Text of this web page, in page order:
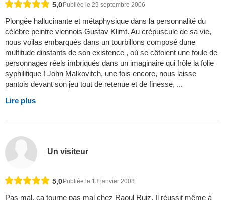
5,0 Publiée le 29 septembre 2006
Plongée hallucinante et métaphysique dans la personnalité du
célèbre peintre viennois Gustav Klimt. Au crépuscule de sa vie,
nous voilas embarqués dans un tourbillons composé dune
multitude dinstants de son existence , où se côtoient une foule de
personnages réels imbriqués dans un imaginaire qui frôle la folie
syphilitique ! John Malkovitch, une fois encore, nous laisse
pantois devant son jeu tout de retenue et de finesse, ...
Lire plus
Un visiteur
5,0Publiée le 13 janvier 2008
Pas mal, ça tourne pas mal chez Raoul Ruiz. Il réussit même à